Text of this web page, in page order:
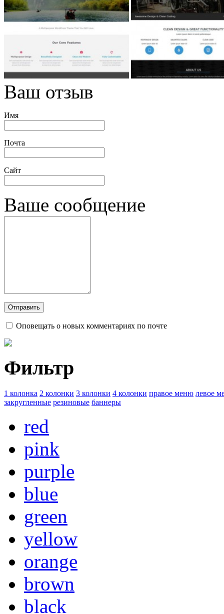
Ваш отзыв
Имя
Почта
Сайт
Ваше сообщение
Оповещать о новых комментариях по почте
Фильтр
1 колонка 2 колонки 3 колонки 4 колонки правое меню левое
закругленные резиновые баннеры
red
pink
purple
blue
green
yellow
orange
brown
black